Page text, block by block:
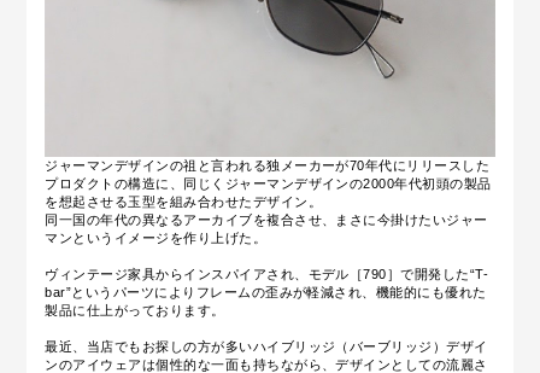
ジャーマンデザインの祖と言われる独メーカーが70年代にリリースした
プロダクトの構造に、同じくジャーマンデザインの2000年代初頭の製品
を想起させる玉型を組み合わせたデザイン。
同一国の年代の異なるアーカイブを複合させ、まさに今掛けたいジャー
マンというイメージを作り上げた。
ヴィンテージ家具からインスパイアされ、モデル［790］で開発した“T-
bar”というパーツによりフレームの歪みが軽減され、機能的にも優れた
製品に仕上がっております。
最近、当店でもお探しの方が多いハイブリッジ（バーブリッジ）デザイ
ンのアイウェアは個性的な一面も持ちながら、デザインとしての流麗さ